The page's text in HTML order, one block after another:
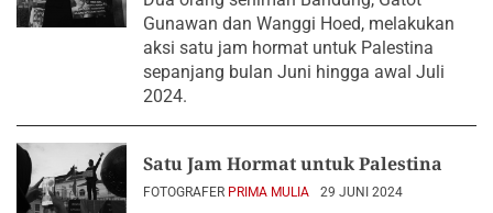
Gunawan dan Wanggi Hoed, melakukan
aksi satu jam hormat untuk Palestina
sepanjang bulan Juni hingga awal Juli
2024.
Satu Jam Hormat untuk Palestina
FOTOGRAFER PRIMA MULIA 29 JUNI 2024